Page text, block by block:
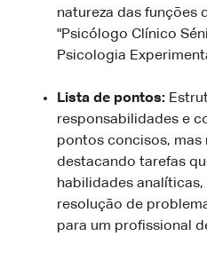
natureza das funções
"Psicólogo Clínico
Psicologia
Lista de pontos:
responsabilidades e
pontos concisos, mas
destacando tarefas
habilidades
resolução de
para um profissional